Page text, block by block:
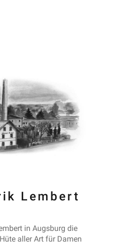
Lembert
in Augsburg die
aller Art für Damen